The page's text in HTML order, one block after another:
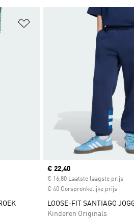
Op verlanglijst zetten
Current price
€ 22,40
€ 16,80 Laatste laagste prijs
€ 40 Oorspronkelijke prijs
LOOSE-FIT SANTIAGO
Kinderen Originals